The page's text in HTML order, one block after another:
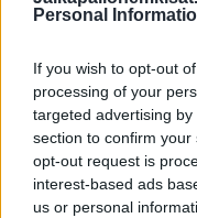
Personal
If you wish to opt-out
processing of your
targeted advertising
section to confirm
opt-out request is
interest-based ads
us or personal
Jonatan Johansson